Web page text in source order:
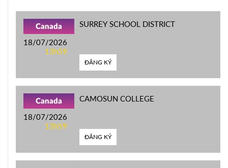
Canada
18/07/2026
13h59
SURREY SCHOOL DISTRICT
ĐĂNG KÝ
Canada
18/07/2026
13h59
CAMOSUN COLLEGE
ĐĂNG KÝ